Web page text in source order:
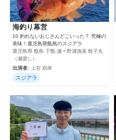
海釣り幕営
10 釣れないおじさんどこいった？ 究極の
美味！鹿児島県甑島のスジアラ
鹿児島県 甑島 下甑,瀬々野浦漁港 蛭子丸
（瀬渡し）
出演者:
上宮 則幸
スジアラ